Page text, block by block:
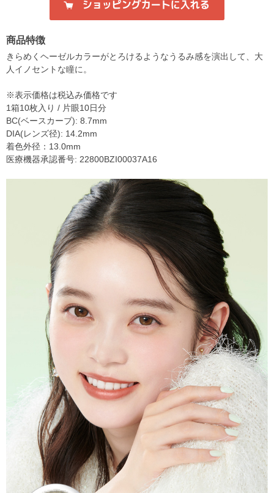
商品特徴
きらめくヘーゼルカラーがとろけるようなうるみ感を演出して、大
人イノセントな瞳に。
※表示価格は税込み価格です
1箱10枚入り / 片眼10日分
BC(ベースカーブ): 8.7mm
DIA(レンズ径): 14.2mm
着色外径：13.0mm
医療機器承認番号: 22800BZI00037A16